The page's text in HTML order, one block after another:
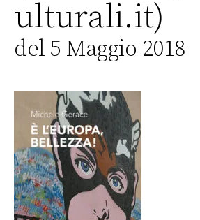
ulturali.it)
del 5 Maggio 2018